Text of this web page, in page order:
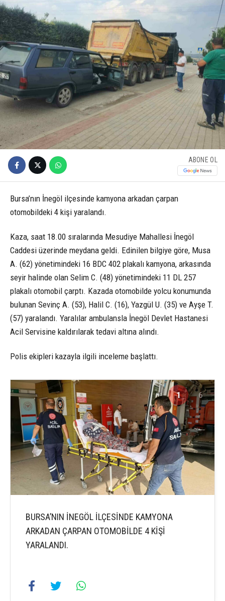
ABONE OL
Bursa’nın İnegöl ilçesinde kamyona arkadan çarpan
otomobildeki 4 kişi yaralandı.
Kaza, saat 18.00 sıralarında Mesudiye Mahallesi İnegöl
Caddesi üzerinde meydana geldi. Edinilen bilgiye göre, Musa
A. (62) yönetimindeki 16 BDC 402 plakalı kamyona, arkasında
seyir halinde olan Selim C. (48) yönetimindeki 11 DL 257
plakalı otomobil çarptı. Kazada otomobilde yolcu konumunda
bulunan Sevinç A. (53), Halil C. (16), Yazgül U. (35) ve Ayşe T.
(57) yaralandı. Yaralılar ambulansla İnegöl Devlet Hastanesi
Acil Servisine kaldırılarak tedavi altına alındı.
Polis ekipleri kazayla ilgili inceleme başlattı.
1 6
BURSA’NIN İNEGÖL İLÇESİNDE KAMYONA
ARKADAN ÇARPAN OTOMOBİLDE 4 KİŞİ
YARALANDI.